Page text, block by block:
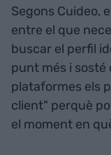
Segons Cuideo,
entre el que
buscar el perfil
punt més i
plataformes els
client" perquè
el moment en